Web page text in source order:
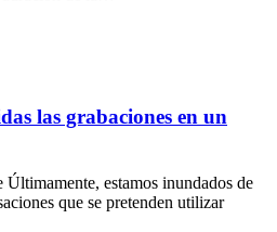
las grabaciones en un
Últimamente, estamos inundados de
que se pretenden utilizar